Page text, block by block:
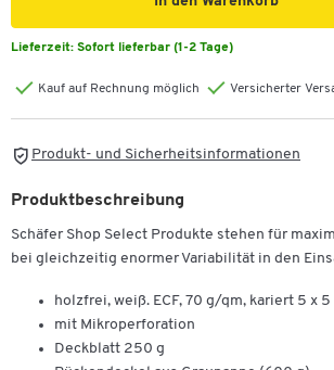
Lieferzeit: Sofort lieferbar (1-2 Tage)
Kauf auf Rechnung möglich Versicherter
Produkt- und Sicherheitsinformationen
Produktbeschreibung
Schäfer Shop Select Produkte stehen für
bei gleichzeitig enormer Variabilität in den
holzfrei, weiß. ECF, 70 g/qm, kariert 5 x 5
mit Mikroperforation
Deckblatt 250 g